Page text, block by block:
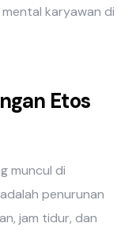
karyawan di
Etos
muncul di
penurunan
jam tidur, dan